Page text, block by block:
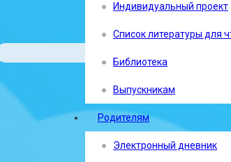
Индивидуальный проект
Список литературы для
Библиотека
Выпускникам
Родителям
Электронный дневник